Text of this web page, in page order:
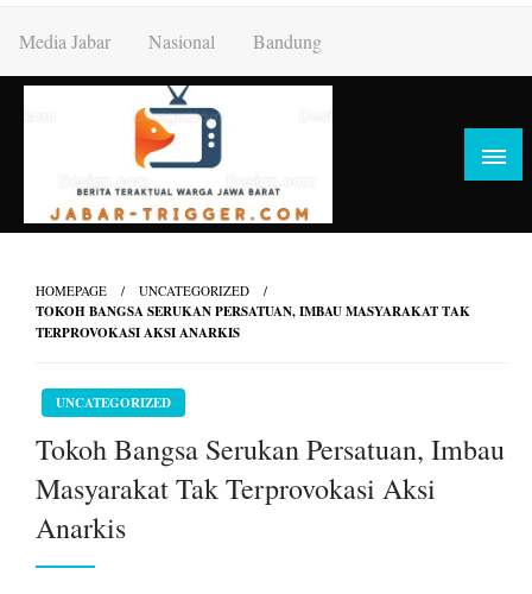
content
Media Jabar Nasional Bandung
HOMEPAGE UNCATEGORIZED
TOKOH BANGSA SERUKAN PERSATUAN, IMBAU MASYARAKAT TAK
TERPROVOKASI AKSI ANARKIS
UNCATEGORIZED
Tokoh Bangsa Serukan Persatuan, Imbau
Masyarakat Tak Terprovokasi Aksi
Anarkis